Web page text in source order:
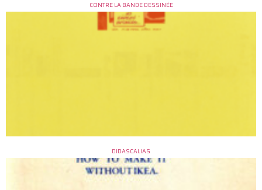
CONTRE LA BANDE DESSINÉE
DIDASCALIAS